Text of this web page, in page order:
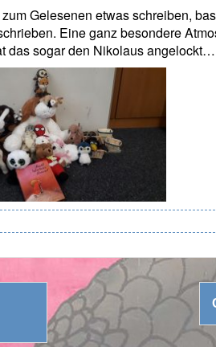
Gelesenen etwas schreiben,
Eine ganz besondere
das sogar den Nikolaus